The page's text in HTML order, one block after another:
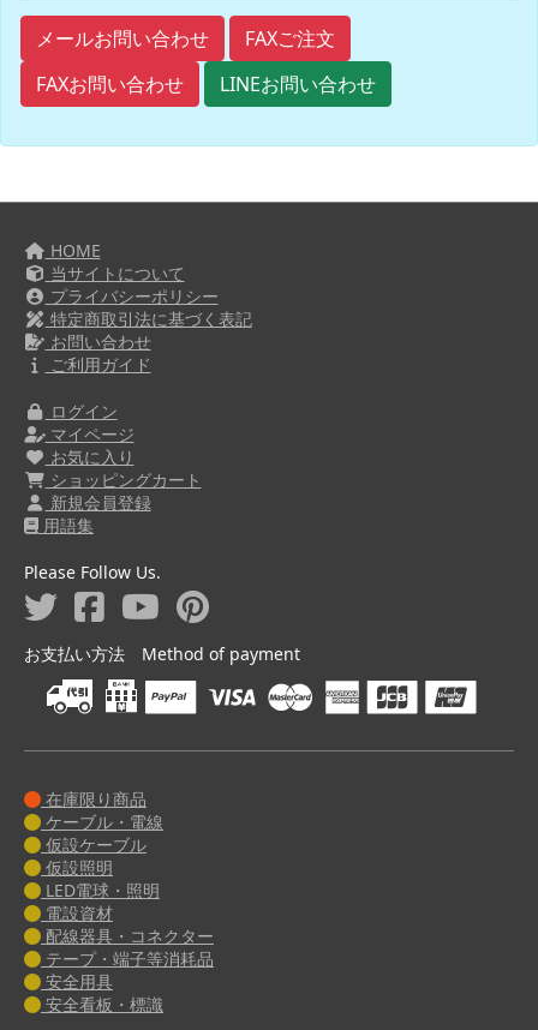
メールお問い合わせ
FAXご注文
FAXお問い合わせ
LINEお問い合わせ
HOME
当サイトについて
プライバシーポリシー
特定商取引法に基づく表記
お問い合わせ
ご利用ガイド
ログイン
マイページ
お気に入り
ショッピングカート
新規会員登録
用語集
Please Follow Us.
お支払い方法 Method of payment
在庫限り商品
ケーブル・電線
仮設ケーブル
仮設照明
LED電球・照明
電設資材
配線器具・コネクター
テープ・端子等消耗品
安全用具
安全看板・標識